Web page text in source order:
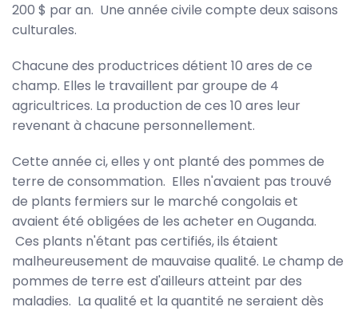
200 $ par an. Une année civile compte deux saisons
culturales.
Chacune des productrices détient 10 ares de ce
champ. Elles le travaillent par groupe de 4
agricultrices. La production de ces 10 ares leur
revenant à chacune personnellement.
Cette année ci, elles y ont planté des pommes de
terre de consommation. Elles n'avaient pas trouvé
de plants fermiers sur le marché congolais et
avaient été obligées de les acheter en Ouganda.
Ces plants n'étant pas certifiés, ils étaient
malheureusement de mauvaise qualité. Le champ de
pommes de terre est d'ailleurs atteint par des
maladies. La qualité et la quantité ne seraient dès